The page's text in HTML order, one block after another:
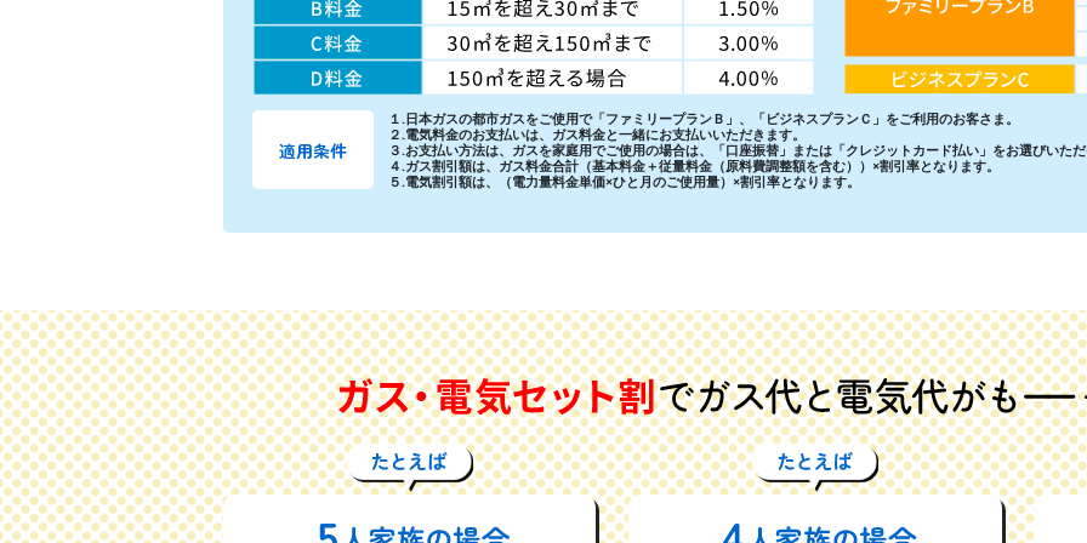
適用条件
１.日本ガスの都市ガスをご使用で「ファミリープランＢ」、「ビジネスプランＣ」をご利用のお客さま。
２.電気料金のお支払いは、ガス料金と一緒にお支払いいただきます。
３.お支払い方法は、ガスを家庭用でご使用の場合は、「口座振替」または「クレジットカード払い」をお選びいた
４.ガス割引額は、ガス料金合計（基本料金＋従量料金（原料費調整額を含む））×割引率となります。
５.電気割引額は、（電力量料金単価×ひと月のご使用量）×割引率となります。